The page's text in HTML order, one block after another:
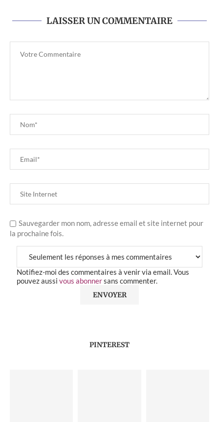
LAISSER UN COMMENTAIRE
Sauvegarder mon nom, adresse email et site internet pour
la prochaine fois.
Notifiez-moi des commentaires à venir via email. Vous
pouvez aussi vous abonnersans commenter.
PINTEREST